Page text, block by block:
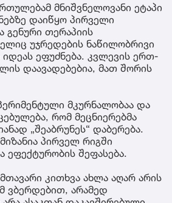
მნიშვნელოვანი ეტაპი
დაიწყო პირველი
გენური თერაპიის
უჯრედების ნაწილობრივი
ეფუძნება. კვლევის ერთ-
დაავადებებია, მათ შორის
მკურნალობაა და
რომ მეცნიერებმა
„შეაბრუნეს“ დაბერება.
პირველ რიგში
ეფექტურობის შეფასება.
კითხვა ახლა აღარ არის
ვბერდებით, არამედ